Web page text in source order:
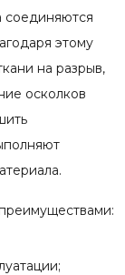
соединяются
этому
на разрыв,
осколков